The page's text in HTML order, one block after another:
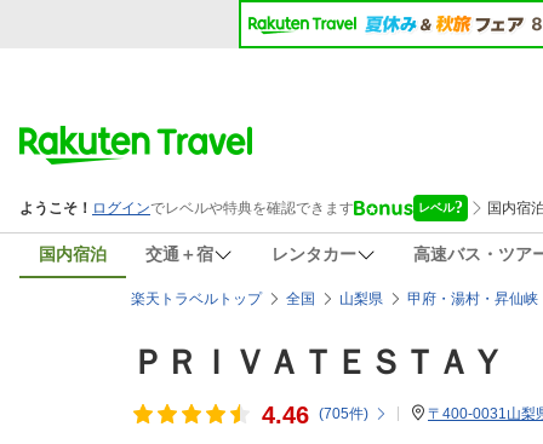
国内宿泊 交通＋宿 レンタカー 高速バス・ツア
楽天トラベルトップ 全国 山梨県 甲府・湯村・昇仙峡
ＰＲＩＶＡＴＥＳＴＡ
4.46 (705件) 〒400-0031山梨